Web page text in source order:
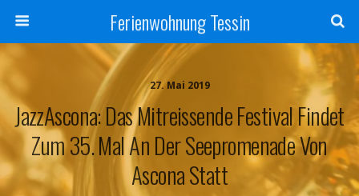
Ferienwohnung Tessin
27. Mai 2019
JazzAscona: Das Mitreissende Festival Findet
Zum 35. Mal An Der Seepromenade Von
Ascona Statt